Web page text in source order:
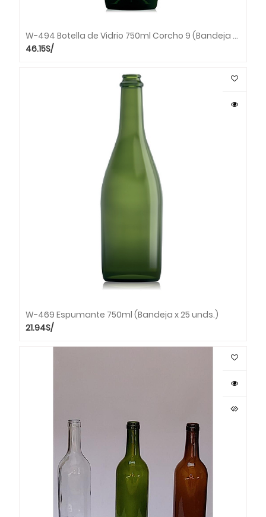
W-494 Botella de Vidrio 750ml Corcho 9 (Bandeja x 30 unds.)
S/
46.15
W-469 Espumante 750ml (Bandeja x 25 unds.)
S/
21.94